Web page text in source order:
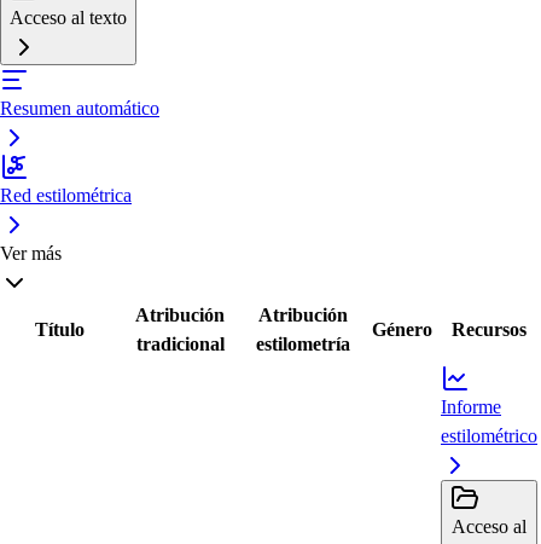
Acceso al texto
Resumen automático
Red estilométrica
Ver más
Título
Atribución
tradicional
Atribución
estilometría
Género Recursos
Informe
estilométrico
Acceso al